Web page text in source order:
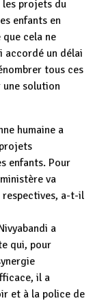
projets du
enfants en
cela ne
accordé un délai
tous ces
une solution
humaine a
enfants. Pour
va
respectives, a-t-il
a
qui, pour
il a
et à la police de